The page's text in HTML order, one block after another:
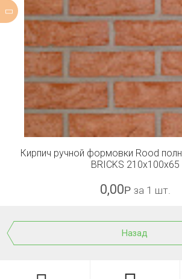
Кирпич ручной формовки Rood
BRICKS 210x100x65
0,00Р за 1 шт.
Назад